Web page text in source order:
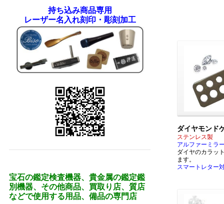
ダイヤモンド
ステンレス製
アルファーミラ
ダイヤのカラッ
ます。
スマートレター
持ち込み商品専用
レーザー名入れ刻印・彫刻加工
宝石の鑑定検査機器、貴金属の鑑定鑑
別機器、その他商品、買取り店、質店
などで使用する用品、備品の専門店